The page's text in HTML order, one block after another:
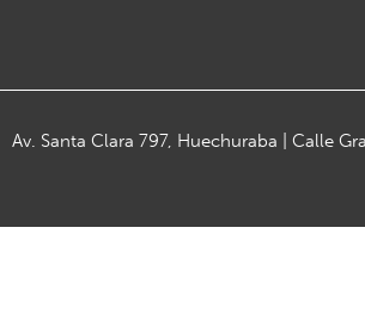
Av. Santa Clara 797, Huechuraba | Calle